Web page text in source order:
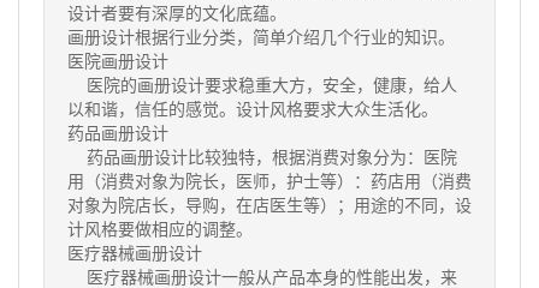
设计者要有深厚的文化底蕴。
画册设计根据行业分类，简单介绍几个行业的知识。
医院画册设计
医院的画册设计要求稳重大方，安全，健康，给人
以和谐，信任的感觉。设计风格要求大众生活化。
药品画册设计
药品画册设计比较独特，根据消费对象分为：医院
用（消费对象为院长，医师，护士等）：药店用（消费
对象为院店长，导购，在店医生等）；用途的不同，设
计风格要做相应的调整。
医疗器械画册设计
医疗器械画册设计一般从产品本身的性能出发，来